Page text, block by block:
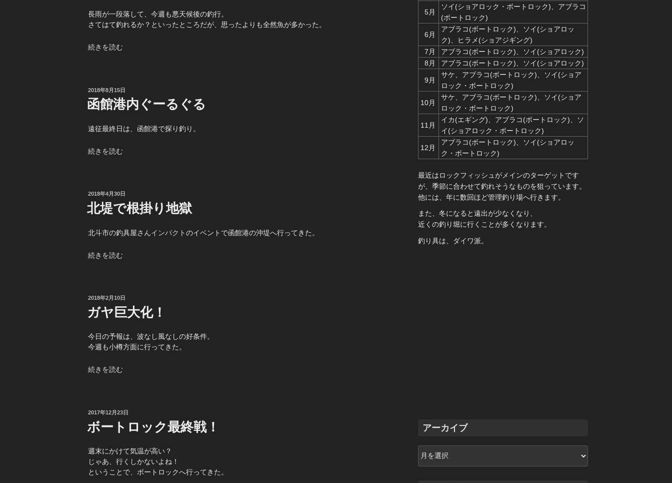
ン
調
の
長雨が一段落して、今週も悪天候後の釣行。
さてはて釣れるか？といったところだが、思ったよりも全然魚が多かった。
“魚
ぞ？！
苫
小
ボ
ト
の
続きを読む
投
稿
日:
2018年8月15日
函館港内ぐーるぐる
遠征最終日は、函館港で探り釣り。
“函
ぐ
ー
る
る”
続きを読む
投
稿
2018年4月30日
北堤で根掛り地獄
北斗市の釣具屋さんインパクトのイベントで函館港の沖堤へ行ってきた。
“北
掛
り
地
の
続きを読む
投
日:
2018年2月10日
ガヤ巨大化！
今日の予報は、波なし風なしの好条件。
今週も小樽方面に行ってきた。
“ガ
化！”
の
続きを読む
投
日:
2017年12月23日
ボートロック最終戦！
週末にかけて気温が高い？
じゃあ、行くしかないよね！
ということで、ボートロックへ行ってきた。
5月
ソイ(ショアロック・ボートロック)、アブラコ
(ボートロック)
6月
アブラコ(ボートロック)、ソイ(ショアロッ
ク)、ヒラメ(ショアジギング)
7月
アブラコ(ボートロック)、ソイ(ショアロック)
8月
アブラコ(ボートロック)、ソイ(ショアロック)
9月
サケ、アブラコ(ボートロック)、ソイ(ショア
ロック・ボートロック)
10月
サケ、アブラコ(ボートロック)、ソイ(ショア
ロック・ボートロック)
11月
イカ(エギング)、アブラコ(ボートロック)、ソ
イ(ショアロック・ボートロック)
12月
アブラコ(ボートロック)、ソイ(ショアロッ
ク・ボートロック)
最近はロックフィッシュがメインのターゲットです
が、季節に合わせて釣れそうなものを狙っています。
他には、年に数回ほど管理釣り場へ行きます。
また、冬になると遠出が少なくなり、
近くの釣り堀に行くことが多くなります。
釣り具は、ダイワ派。
アーカイブ
ー